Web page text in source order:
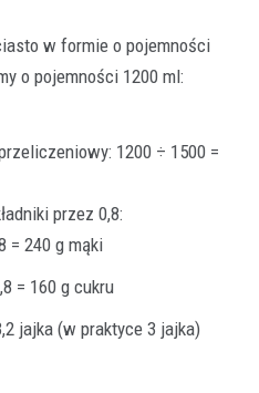
w formie o pojemności
o pojemności 1200 ml:
1200 ÷ 1500 =
przez 0,8:
= 240 g mąki
= 160 g cukru
jajka (w praktyce 3 jajka)